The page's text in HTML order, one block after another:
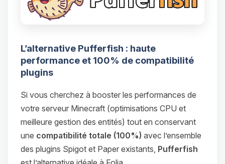
L’alternative Pufferfish : haute
performance et 100% de compatibilité
plugins
Si vous cherchez à booster les performances de
votre serveur Minecraft (optimisations CPU et
meilleure gestion des entités) tout en conservant
une compatibilité totale (100%) avec l’ensemble
des plugins Spigot et Paper existants, Pufferfish